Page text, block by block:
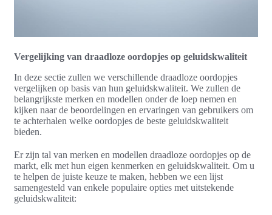
Vergelijking van draadloze oordopjes op geluidskwaliteit
In deze sectie zullen we verschillende draadloze oordopjes
vergelijken op basis van hun geluidskwaliteit. We zullen de
belangrijkste merken en modellen onder de loep nemen en
kijken naar de beoordelingen en ervaringen van gebruikers om
te achterhalen welke oordopjes de beste geluidskwaliteit
bieden.
Er zijn tal van merken en modellen draadloze oordopjes op de
markt, elk met hun eigen kenmerken en geluidskwaliteit. Om u
te helpen de juiste keuze te maken, hebben we een lijst
samengesteld van enkele populaire opties met uitstekende
geluidskwaliteit: